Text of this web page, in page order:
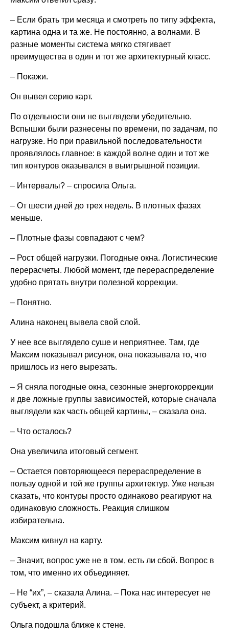
– Если брать три месяца и смотреть по типу эффекта,
картина одна и та же. Не постоянно, а волнами. В
разные моменты система мягко стягивает
преимущества в один и тот же архитектурный класс.
– Покажи.
Он вывел серию карт.
По отдельности они не выглядели убедительно.
Вспышки были разнесены по времени, по задачам, по
нагрузке. Но при правильной последовательности
проявлялось главное: в каждой волне один и тот же
тип контуров оказывался в выигрышной позиции.
– Интервалы? – спросила Ольга.
– От шести дней до трех недель. В плотных фазах
меньше.
– Плотные фазы совпадают с чем?
– Рост общей нагрузки. Погодные окна. Логистические
перерасчеты. Любой момент, где перераспределение
удобно прятать внутри полезной коррекции.
– Понятно.
Алина наконец вывела свой слой.
У нее все выглядело суше и неприятнее. Там, где
Максим показывал рисунок, она показывала то, что
пришлось из него вырезать.
– Я сняла погодные окна, сезонные энергокоррекции
и две ложные группы зависимостей, которые сначала
выглядели как часть общей картины, – сказала она.
– Что осталось?
Она увеличила итоговый сегмент.
– Остается повторяющееся перераспределение в
пользу одной и той же группы архитектур. Уже нельзя
сказать, что контуры просто одинаково реагируют на
одинаковую сложность. Реакция слишком
избирательна.
Максим кивнул на карту.
– Значит, вопрос уже не в том, есть ли сбой. Вопрос в
том, что именно их объединяет.
– Не “их”, – сказала Алина. – Пока нас интересует не
субъект, а критерий.
Ольга подошла ближе к стене.